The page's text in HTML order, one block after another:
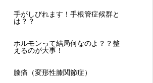
手がしびれます！手根管症候群と
は？？
ホルモンって結局何なのよ？？整
えるのが大事！
膝痛（変形性膝関節症）